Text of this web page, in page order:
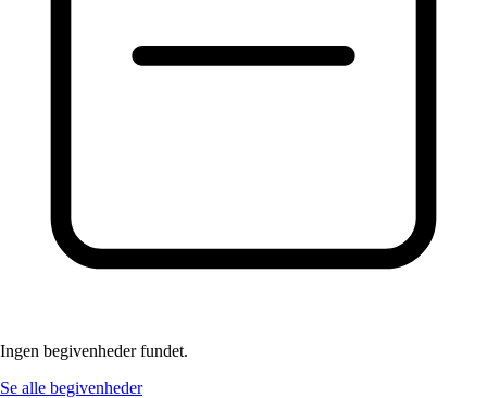
Ingen begivenheder fundet.
Se alle begivenheder